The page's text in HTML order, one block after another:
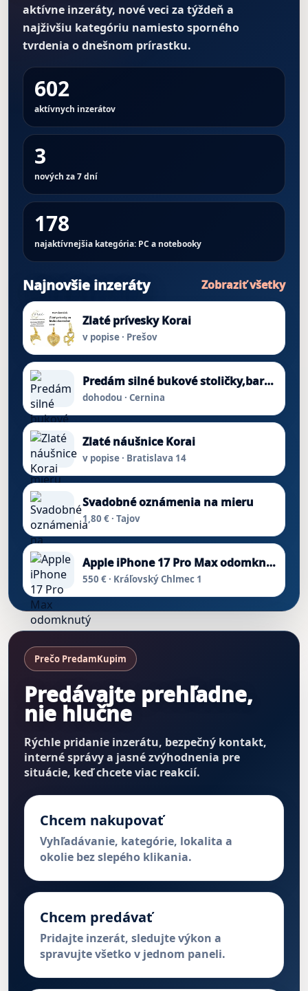
aktívne inzeráty, nové veci za týždeň a
najživšiu kategóriu namiesto sporného
tvrdenia o dnešnom prírastku.
602
aktívnych inzerátov
3
nových za 7 dní
178
najaktívnejšia kategória: PC a notebooky
Najnovšie inzeráty Zobraziť všetky
Zlaté prívesky Korai
v popise · Prešov
Predám silné bukové stoličky,barové, aj stoly na mieru
dohodou · Cernina
Zlaté náušnice Korai
v popise · Bratislava 14
Svadobné oznámenia na mieru
1,80 € · Tajov
Apple iPhone 17 Pro Max odomknutý
550 € · Kráľovský Chlmec 1
Prečo PredamKupim
Predávajte prehľadne,
nie hlučne
Rýchle pridanie inzerátu, bezpečný kontakt,
interné správy a jasné zvýhodnenia pre
situácie, keď chcete viac reakcií.
Chcem nakupovať
Vyhľadávanie, kategórie, lokalita a
okolie bez slepého klikania.
Chcem predávať
Pridajte inzerát, sledujte výkon a
spravujte všetko v jednom paneli.